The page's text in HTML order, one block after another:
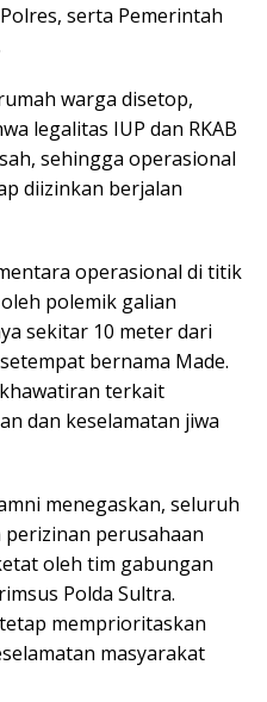
serta Pemerintah
warga disetop,
legalitas IUP dan RKAB
sehingga operasional
diizinkan berjalan
operasional di titik
polemik galian
sekitar 10 meter dari
bernama Made.
terkait
dan keselamatan jiwa
menegaskan, seluruh
perusahaan
oleh tim gabungan
Polda Sultra.
memprioritaskan
masyarakat